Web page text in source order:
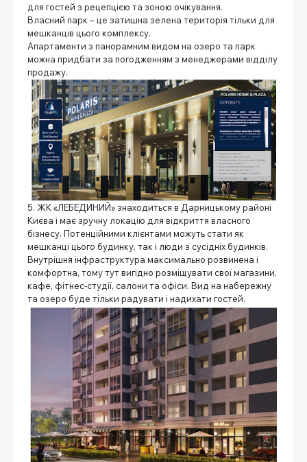
для гостей з рецепцією та зоною очікування.
Власний парк – це затишна зелена територія тільки для
мешканців цього комплексу.
Апартаменти з панорамним видом на озеро та парк
можна придбати за погодженням з менеджерами відділу
продажу.
5. ЖК «ЛЕБЕДИНИЙ» знаходиться в Дарницькому районі
Києва і має зручну локацію для відкриття власного
бізнесу. Потенційними клієнтами можуть стати як
мешканці цього будинку, так і люди з сусідніх будинків.
Внутрішня інфраструктура максимально розвинена і
комфортна, тому тут вигідно розміщувати свої магазини,
кафе, фітнес-студії, салони та офіси. Вид на набережну
та озеро буде тільки радувати і надихати гостей.